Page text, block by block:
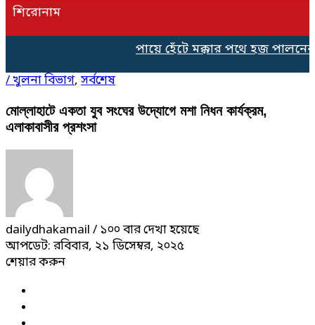
শিরোনাম
পায়ে হেঁটে মক্কার পথে হজ পালনের
/খুলনা বিভাগ, সর্বশেষ
মোল্লাহাটে একতা যুব সংঘের উদ্যোগে মশা নিধন কার্যক্রম,
এলাকাবাসীর প্রশংসা
dailydhakamail / ১০০ বার দেখা হয়েছে
আপডেট: রবিবার, ২১ ডিসেম্বর, ২০২৫
শেয়ার করুন